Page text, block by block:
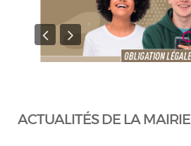
ACTUALITÉS DE LA MAIRIE